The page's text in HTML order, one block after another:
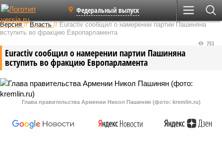
Федеральный выпуск
Версия //Власть //Euractiv сообщил о намерении партии Пашиняна
вступить во фракцию Европарламента
Euractiv сообщил о намерении партии Пашиняна
вступить во фракцию Европарламента
753
Глава правительства Армении Никол Пашинян (фото: kremlin.ru)